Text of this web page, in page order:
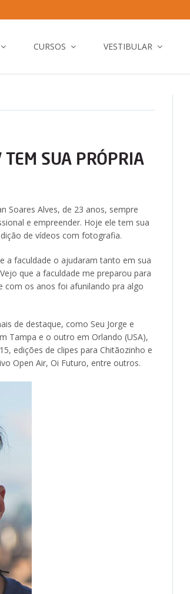
CURSOS VESTIBULAR
TEM SUA PRÓPRIA
Soares Alves, de 23 anos, sempre
e empreender. Hoje ele tem sua
de vídeos com fotografia.
a faculdade o ajudaram tanto em sua
que a faculdade me preparou para
com os anos foi afunilando pra algo
de destaque, como Seu Jorge e
Tampa e o outro em Orlando (USA),
edições de clipes para Chitãozinho e
Open Air, Oi Futuro, entre outros.